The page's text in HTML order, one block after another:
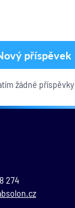
příspěvek
žádné příspěvky
274